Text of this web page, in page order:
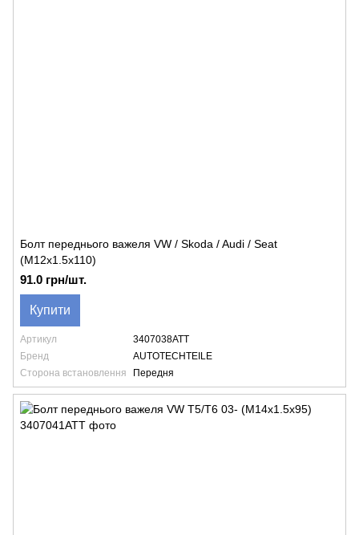
Болт переднього важеля VW / Skoda / Audi / Seat
(M12x1.5x110)
91.0 грн/шт.
Купити
Артикул
3407038ATT
Бренд
AUTOTECHTEILE
Сторона встановлення
Передня